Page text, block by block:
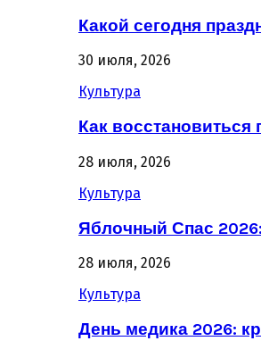
Какой сегодня
30 июля, 2026
Культура
Как восстановиться
28 июля, 2026
Культура
Яблочный Спас
28 июля, 2026
Культура
День медика 2026: